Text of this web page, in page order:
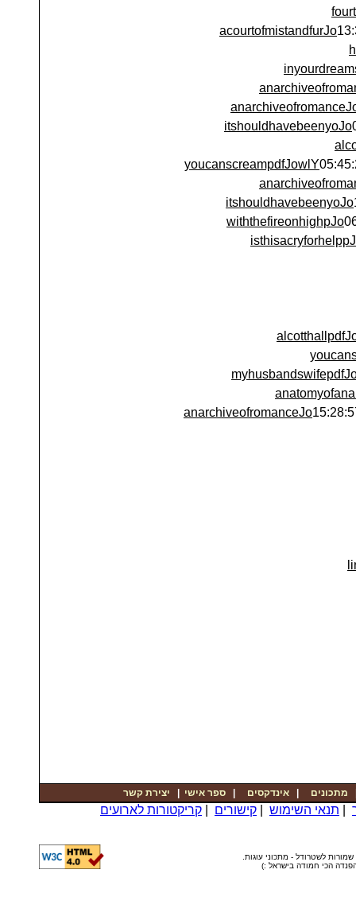
acourtofmistandfurJo
itshouldhavebeenyoJo
youcanscreampdfJowlY
itshouldhavebeenyoJo
withthefireonhighpJo
anarchiveofromanceJo
מתכונים |אינדקסים |ספר אישי יצירת קשר
תנאי השימוש קישורים קריקטורות לארועים
שמורות לשטרודל - מתכוני עוגות.
הכי חמודה בישראל :)